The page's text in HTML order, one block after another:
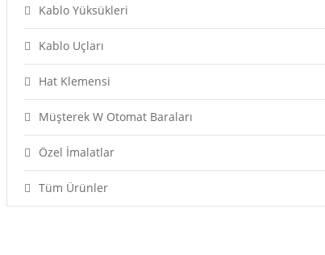
Kablo Yüksükleri
Kablo Uçları
Hat Klemensi
Müşterek W Otomat Baraları
Özel İmalatlar
Tüm Ürünler